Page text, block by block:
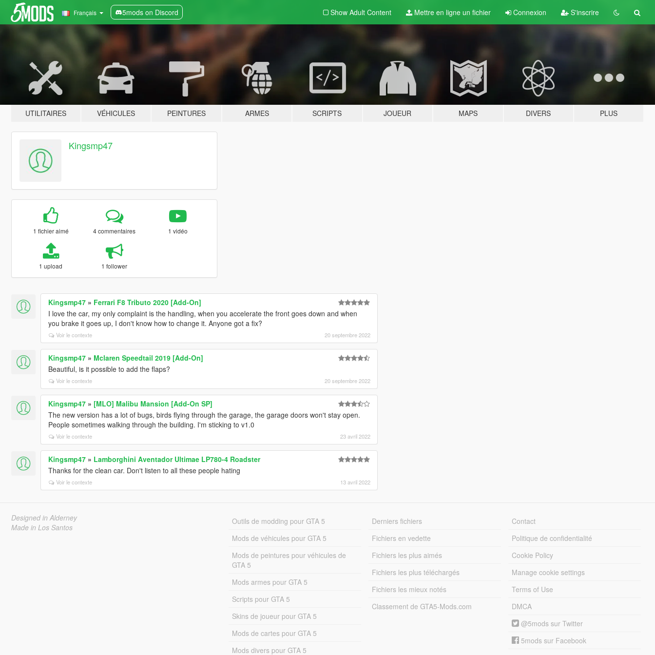
Français 5mods on Discord Show Adult Content Mettre en ligne un fichier Connexion S'inscrire
UTILITAIRES VÉHICULES PEINTURES ARMES SCRIPTS JOUEUR MAPS DIVERS PLUS
Kingsmp47
1 fichier aimé 4 commentaires 1 vidéo
1 upload 1 follower
Kingsmp47» Ferrari F8 Tributo 2020 [Add-On]
I love the car, my only complaint is the handling, when you accelerate the front goes down and when
you brake it goes up, I don't know how to change it. Anyone got a fix?
Voir le contexte 20 septembre 2022
Kingsmp47» Mclaren Speedtail 2019 [Add-On]
Beautiful, is it possible to add the flaps?
Voir le contexte 20 septembre 2022
Kingsmp47» [MLO] Malibu Mansion [Add-On SP]
The new version has a lot of bugs, birds flying through the garage, the garage doors won't stay open.
People sometimes walking through the building. I'm sticking to v1.0
Voir le contexte 23 avril 2022
Kingsmp47» Lamborghini Aventador Ultimae LP780-4 Roadster
Thanks for the clean car. Don't listen to all these people hating
Voir le contexte 13 avril 2022
Designed in Alderney
Made in Los Santos
Outils de modding pour GTA 5
Mods de véhicules pour GTA 5
Mods de peintures pour véhicules de
GTA 5
Mods armes pour GTA 5
Scripts pour GTA 5
Skins de joueur pour GTA 5
Mods de cartes pour GTA 5
Mods divers pour GTA 5
Derniers fichiers
Fichiers en vedette
Fichiers les plus aimés
Fichiers les plus téléchargés
Fichiers les mieux notés
Classement de GTA5-Mods.com
Contact
Politique de confidentialité
Cookie Policy
Manage cookie settings
Terms of Use
DMCA
@5mods sur Twitter
5mods sur Facebook